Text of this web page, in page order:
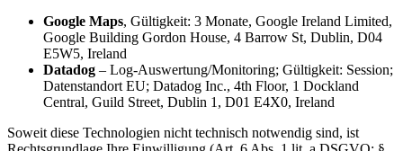
Google Maps, Gültigkeit: 3 Monate, Google Ireland Limited,
Google Building Gordon House, 4 Barrow St, Dublin, D04
E5W5, Ireland
Datadog – Log-Auswertung/Monitoring; Gültigkeit: Session;
Datenstandort EU; Datadog Inc., 4th Floor, 1 Dockland
Central, Guild Street, Dublin 1, D01 E4X0, Ireland
Soweit diese Technologien nicht technisch notwendig sind, ist